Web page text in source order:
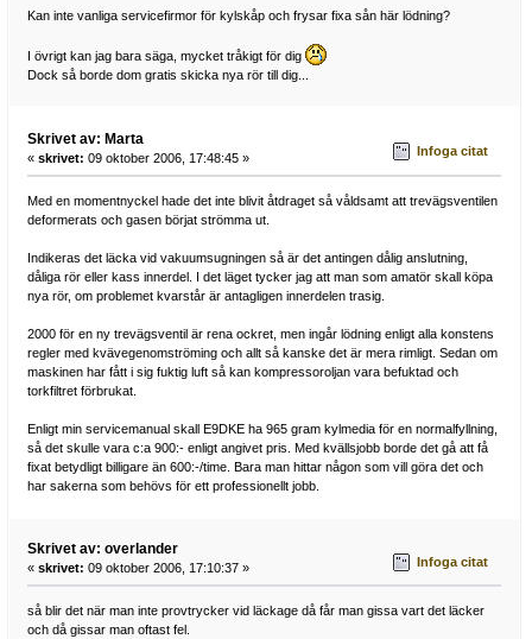
Kan inte vanliga servicefirmor för kylskåp och frysar fixa sån här lödning?
I övrigt kan jag bara säga, mycket tråkigt för dig
Dock så borde dom gratis skicka nya rör till dig...
Skrivet av: Marta
« skrivet: 09 oktober 2006, 17:48:45 » Infoga citat
Med en momentnyckel hade det inte blivit åtdraget så våldsamt att trevägsventilen
deformerats och gasen börjat strömma ut.
Indikeras det läcka vid vakuumsugningen så är det antingen dålig anslutning,
dåliga rör eller kass innerdel. I det läget tycker jag att man som amatör skall köpa
nya rör, om problemet kvarstår är antagligen innerdelen trasig.
2000 för en ny trevägsventil är rena ockret, men ingår lödning enligt alla konstens
regler med kvävegenomströming och allt så kanske det är mera rimligt. Sedan om
maskinen har fått i sig fuktig luft så kan kompressoroljan vara befuktad och
torkfiltret förbrukat.
Enligt min servicemanual skall E9DKE ha 965 gram kylmedia för en normalfyllning,
så det skulle vara c:a 900:- enligt angivet pris. Med kvällsjobb borde det gå att få
fixat betydligt billigare än 600:-/time. Bara man hittar någon som vill göra det och
har sakerna som behövs för ett professionellt jobb.
Skrivet av: overlander
« skrivet: 09 oktober 2006, 17:10:37 » Infoga citat
så blir det när man inte provtrycker vid läckage då får man gissa vart det läcker
och då gissar man oftast fel.